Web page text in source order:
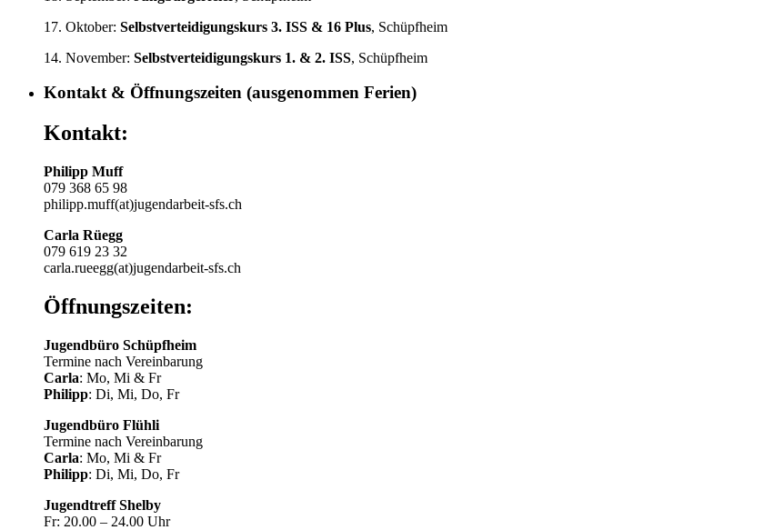
17. Oktober: Selbstverteidigungskurs 3. ISS & 16 Plus, Schüpfheim
14. November: Selbstverteidigungskurs 1. & 2. ISS, Schüpfheim
Kontakt & Öffnungszeiten (ausgenommen Ferien)
Kontakt:
Philipp Muff
079 368 65 98
philipp.muff(at)jugendarbeit-sfs.ch
Carla Rüegg
079 619 23 32
carla.rueegg(at)jugendarbeit-sfs.ch
Öffnungszeiten:
Jugendbüro Schüpfheim
Termine nach Vereinbarung
Carla: Mo, Mi & Fr
Philipp: Di, Mi, Do, Fr
Jugendbüro Flühli
Termine nach Vereinbarung
Carla: Mo, Mi & Fr
Philipp: Di, Mi, Do, Fr
Jugendtreff Shelby
Fr: 20.00 – 24.00 Uhr